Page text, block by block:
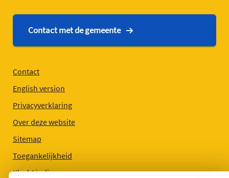
Contact met de gemeente
Contact
English version
Privacyverklaring
Over deze website
Sitemap
Toegankelijkheid
Klacht indienen